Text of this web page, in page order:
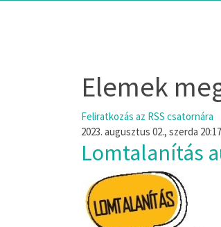
Elemek
Feliratkozás az RSS csatornára
2023. augusztus 02., szerda 20:17
Lomtalanítás